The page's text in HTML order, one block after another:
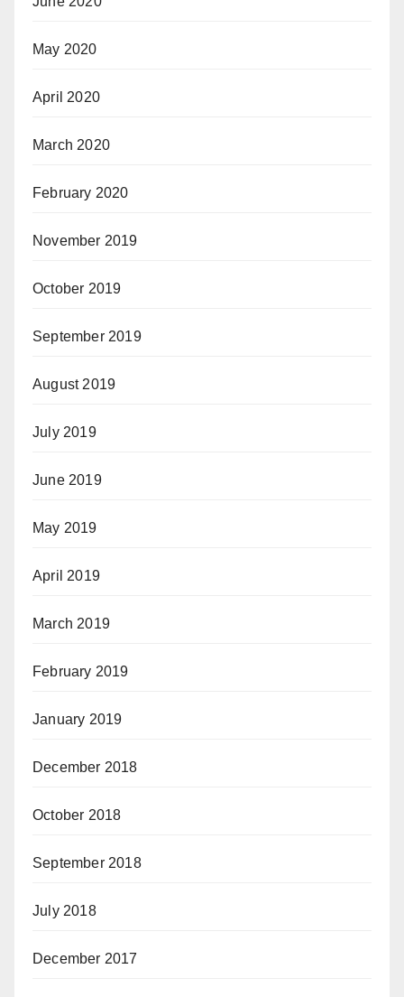
May 2020
April 2020
March 2020
February 2020
November 2019
October 2019
September 2019
August 2019
July 2019
June 2019
May 2019
April 2019
March 2019
February 2019
January 2019
December 2018
October 2018
September 2018
July 2018
December 2017